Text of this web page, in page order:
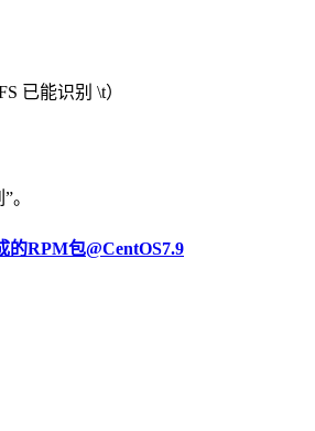
已能识别 \t）
。
的RPM包@CentOS7.9